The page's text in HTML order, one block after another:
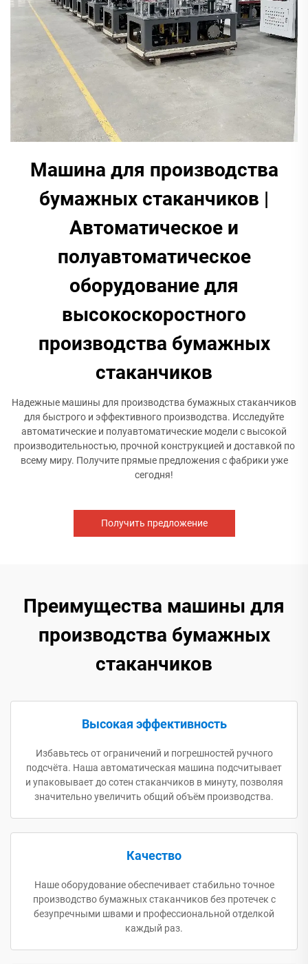
Машина для производства
бумажных стаканчиков |
Автоматическое и
полуавтоматическое
оборудование для
высокоскоростного
производства бумажных
стаканчиков
Надежные машины для производства бумажных стаканчиков
для быстрого и эффективного производства. Исследуйте
автоматические и полуавтоматические модели с высокой
производительностью, прочной конструкцией и доставкой по
всему миру. Получите прямые предложения с фабрики уже
сегодня!
Получить предложение
Преимущества машины для
производства бумажных
стаканчиков
Высокая эффективность
Избавьтесь от ограничений и погрешностей ручного
подсчёта. Наша автоматическая машина подсчитывает
и упаковывает до сотен стаканчиков в минуту, позволяя
значительно увеличить общий объём производства.
Качество
Наше оборудование обеспечивает стабильно точное
производство бумажных стаканчиков без протечек с
безупречными швами и профессиональной отделкой
каждый раз.